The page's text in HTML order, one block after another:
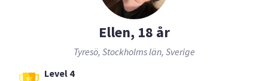
Ellen, 18 år
Tyresö, Stockholms län, Sverige
Level 4